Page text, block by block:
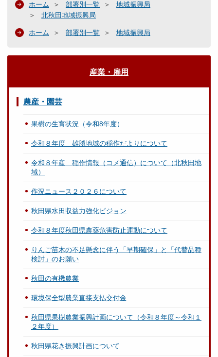
ホーム 部署別一覧
地域振興局
北秋田地域振興局
ホーム 部署別一覧 地域振興局
産業・雇用
農産・園芸
果樹の生育状況（令和8年度）
令和８年度 雄勝地域の稲作だよりについて
令和８年産 稲作情報（コメ通信）について（北秋田地
域）
作況ニュース２０２６について
秋田県水田収益力強化ビジョン
令和８年度秋田県農薬危害防止運動について
りんご苗木の不足懸念に伴う「早期確保」と「代替品種
検討」のお願い
秋田の有機農業
環境保全型農業直接支払交付金
秋田県果樹農業振興計画について（令和８年度～令和１
２年度）
秋田県花き振興計画について